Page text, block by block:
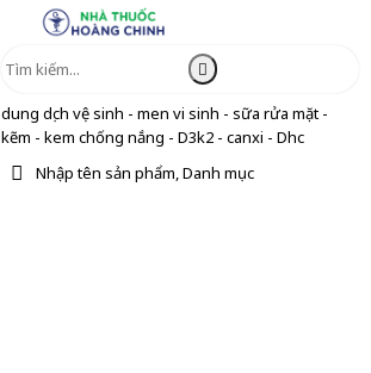
dung dịch vệ sinh - men vi sinh - sữa rửa mặt -
kẽm - kem chống nắng - D3k2 - canxi - Dhc
Nhập tên sản phẩm, Danh mục